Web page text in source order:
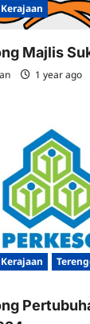
Majlis
1 year ago